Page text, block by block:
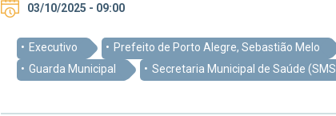
03/10/2025 - 09:00
Executivo Prefeito de Porto Alegre, Sebastião Melo
Guarda Municipal
Secretaria Municipal de Saúde